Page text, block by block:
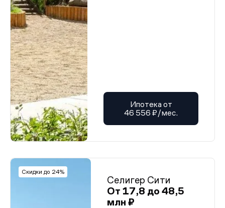
Ипотека от
46 556 ₽/мес.
Скидки до 24%
Селигер Сити
От 17,8 до 48,5
млн ₽